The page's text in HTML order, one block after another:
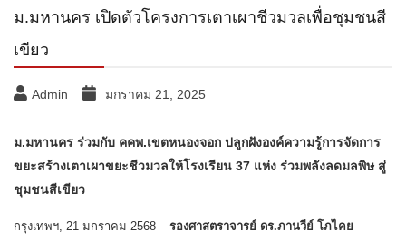
ม.มหานคร เปิดตัวโครงการเตาเผาชีวมวลเพื่อชุมชนสี
เขียว
Admin มกราคม 21, 2025
ม.มหานคร ร่วมกับ คคพ.เขตหนองจอก ปลูกฝังองค์ความรู้การจัดการ
ขยะสร้างเตาเผาขยะชีวมวลให้โรงเรียน 37 แห่ง ร่วมพลังลดมลพิษ สู่
ชุมชนสีเขียว
กรุงเทพฯ, 21 มกราคม 2568 –รองศาสตราจารย์ ดร.ภานวีย์ โภไคย